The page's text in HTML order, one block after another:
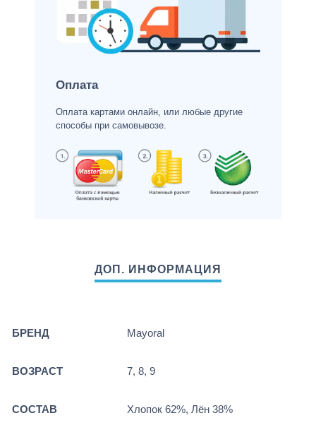
Оплата
Оплата картами онлайн, или любые другие
способы при самовывозе.
БРЕНД Mayoral
ВОЗРАСТ 7, 8, 9
СОСТАВ Хлопок 62%, Лён 38%